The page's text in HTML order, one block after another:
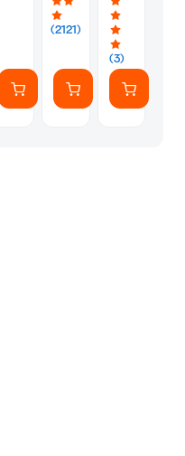
Silver
(2121)
1
Φακελάκι
(7
(3)